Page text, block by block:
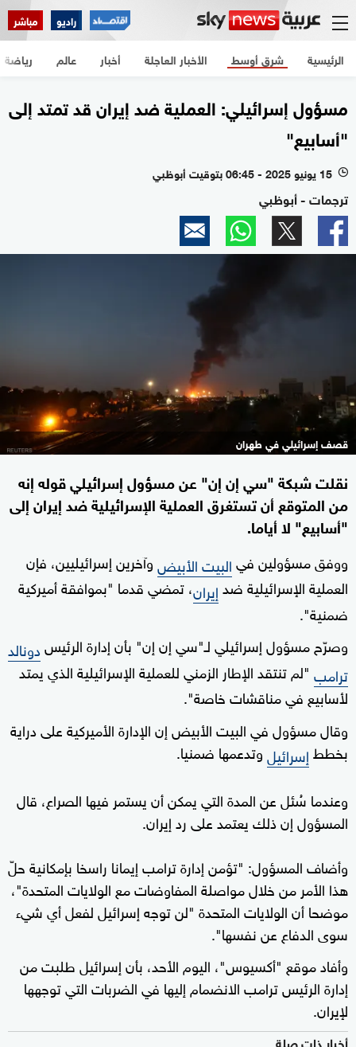
راديو مباشر
الرئيسية الأخبار العاجلة أخبار شرق أوسط عالم رياضة
مسؤول إسرائيلي: العملية ضد إيران قد تمتد إلى
"أسابيع"
l 15 يونيو 2025 - 06:45 بتوقيت أبوظبي
ترجمات - أبوظبي
قصف إسرائيلي في طهران
نقلت شبكة "سي إن إن" عن مسؤول إسرائيلي قوله إنه
من المتوقع أن تستغرق العملية الإسرائيلية ضد إيران إلى
"أسابيع" لا أياما.
ووفق مسؤولين فيالبيت الأبيضوآخرين إسرائيليين، فإن
العملية الإسرائيلية ضدإيران، تمضي قدما "بموافقة أميركية
ضمنية".
وصرّح مسؤول إسرائيلي لـ"سي إن إن" بأن إدارة الرئيسدونالد
ترامب "لم تنتقد الإطار الزمني للعملية الإسرائيلية الذي يمتد
لأسابيع في مناقشات خاصة".
وقال مسؤول في البيت الأبيض إن الإدارة الأميركية على دراية
بخططإسرائيلوتدعمها ضمنيا.
وعندما سُئل عن المدة التي يمكن أن يستمر فيها الصراع، قال
المسؤول إن ذلك يعتمد على رد إيران.
وأضاف المسؤول: "تؤمن إدارة ترامب إيمانا راسخا بإمكانية حلّ
هذا الأمر من خلال مواصلة المفاوضات مع الولايات المتحدة"،
موضحا أن الولايات المتحدة "لن توجه إسرائيل لفعل أي شيء
سوى الدفاع عن نفسها".
وأفاد موقع "أكسيوس"، اليوم الأحد، بأن إسرائيل طلبت من
إدارة الرئيس ترامب الانضمام إليها في الضربات التي توجهها
لإيران.
أخبار ذات صلة